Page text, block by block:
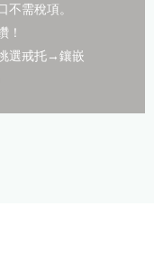
不需稅項。
！
選戒托→鑲嵌